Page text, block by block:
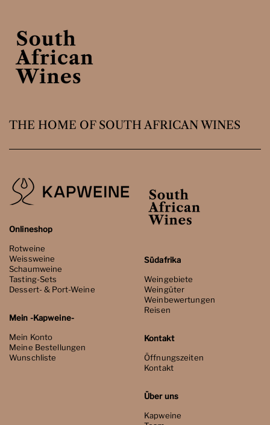
THE HOME OF SOUTH AFRICAN WINES
Onlineshop
Rotweine
Weissweine
Schaumweine
Tasting-Sets
Dessert- & Port-Weine
Mein -Kapweine-
Mein Konto
Meine Bestellungen
Wunschliste
Südafrika
Weingebiete
Weingüter
Weinbewertungen
Reisen
Kontakt
Öffnungszeiten
Kontakt
Über uns
Kapweine